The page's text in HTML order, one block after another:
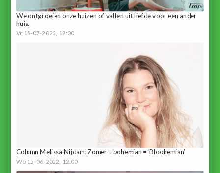
We ontgroeien onze huizen of vallen uit liefde voor een ander
huis.
Vr 15-07-2022, 12:00
Column Melissa Nijdam: Zomer + bohemian = ‘Bloohemian’
Wo 15-06-2022, 12:00